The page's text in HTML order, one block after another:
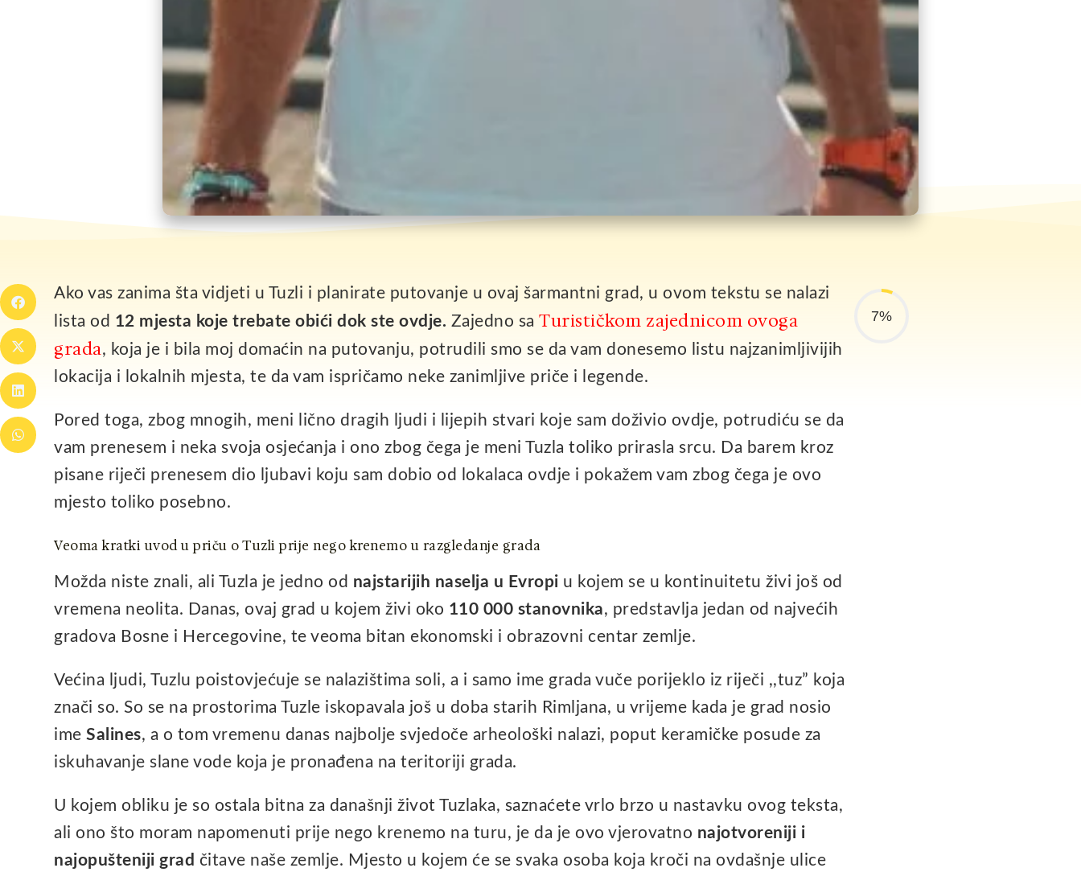
Ako vas zanima šta vidjeti u Tuzli i planirate putovanje u ovaj šarmantni grad, u ovom tekstu se nalazi
lista od 12 mjesta koje trebate obići dok ste ovdje. Zajedno sa Turističkom zajednicom ovoga
grada, koja je i bila moj domaćin na putovanju, potrudili smo se da vam donesemo listu najzanimljivijih
lokacija i lokalnih mjesta, te da vam ispričamo neke zanimljive priče i legende.
Pored toga, zbog mnogih, meni lično dragih ljudi i lijepih stvari koje sam doživio ovdje, potrudiću se da
vam prenesem i neka svoja osjećanja i ono zbog čega je meni Tuzla toliko prirasla srcu. Da barem kroz
pisane riječi prenesem dio ljubavi koju sam dobio od lokalaca ovdje i pokažem vam zbog čega je ovo
mjesto toliko posebno.
Veoma kratki uvod u priču o Tuzli prije nego krenemo u razgledanje grada
Možda niste znali, ali Tuzla je jedno od najstarijih naselja u Evropi u kojem se u kontinuitetu živi još od
vremena neolita. Danas, ovaj grad u kojem živi oko 110 000 stanovnika, predstavlja jedan od najvećih
gradova Bosne i Hercegovine, te veoma bitan ekonomski i obrazovni centar zemlje.
Većina ljudi, Tuzlu poistovjećuje se nalazištima soli, a i samo ime grada vuče porijeklo iz riječi ,,tuz” koja
znači so. So se na prostorima Tuzle iskopavala još u doba starih Rimljana, u vrijeme kada je grad nosio
ime Salines, a o tom vremenu danas najbolje svjedoče arheološki nalazi, poput keramičke posude za
iskuhavanje slane vode koja je pronađena na teritoriji grada.
U kojem obliku je so ostala bitna za današnji život Tuzlaka, saznaćete vrlo brzo u nastavku ovog teksta,
ali ono što moram napomenuti prije nego krenemo na turu, je da je ovo vjerovatno najotvoreniji i
najopušteniji grad čitave naše zemlje. Mjesto u kojem će se svaka osoba koja kroči na ovdašnje ulice
7%